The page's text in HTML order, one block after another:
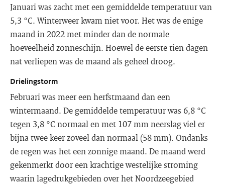
Januari was zacht met een gemiddelde temperatuur van
5,3 °C. Winterweer kwam niet voor. Het was de enige
maand in 2022 met minder dan de normale
hoeveelheid zonneschijn. Hoewel de eerste tien dagen
nat verliepen was de maand als geheel droog.
Drielingstorm
Februari was meer een herfstmaand dan een
wintermaand. De gemiddelde temperatuur was 6,8 °C
tegen 3,8 °C normaal en met 107 mm neerslag viel er
bijna twee keer zoveel dan normaal (58 mm). Ondanks
de regen was het een zonnige maand. De maand werd
gekenmerkt door een krachtige westelijke stroming
waarin lagedrukgebieden over het Noordzeegebied